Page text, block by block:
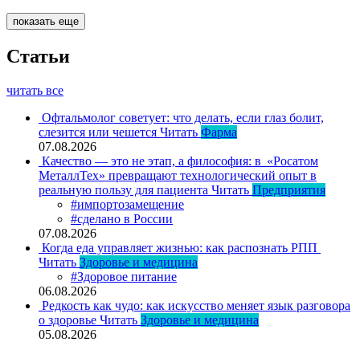
показать еще
Статьи
читать все
Офтальмолог советует: что делать, если глаз болит,
слезится или чешется Читать Фарма
07.08.2026
Качество — это не этап, а философия: в «Росатом
МеталлТех» превращают технологический опыт в
реальную пользу для пациента Читать Предприятия
#импортозамещение
#сделано в России
07.08.2026
Когда еда управляет жизнью: как распознать РПП
Читать Здоровье и медицина
#Здоровое питание
06.08.2026
Редкость как чудо: как искусство меняет язык разговора
о здоровье Читать Здоровье и медицина
05.08.2026